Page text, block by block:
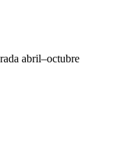
abril–octubre